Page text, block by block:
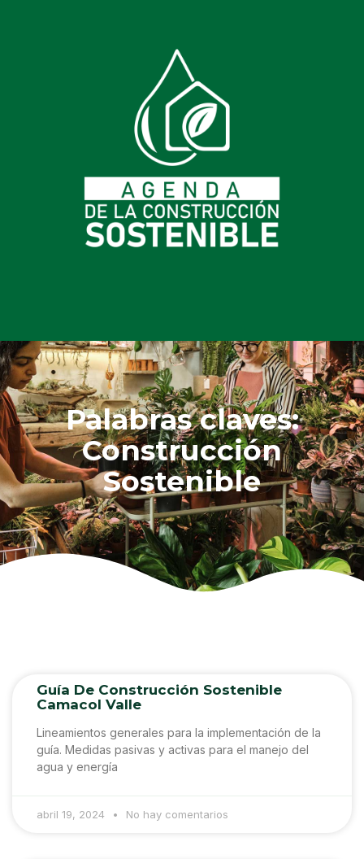
Palabras claves:
Construcción
Sostenible
Guía De Construcción Sostenible
Camacol Valle
Lineamientos generales para la implementación de la
guía. Medidas pasivas y activas para el manejo del
agua y energía
abril 19, 2024 No hay comentarios